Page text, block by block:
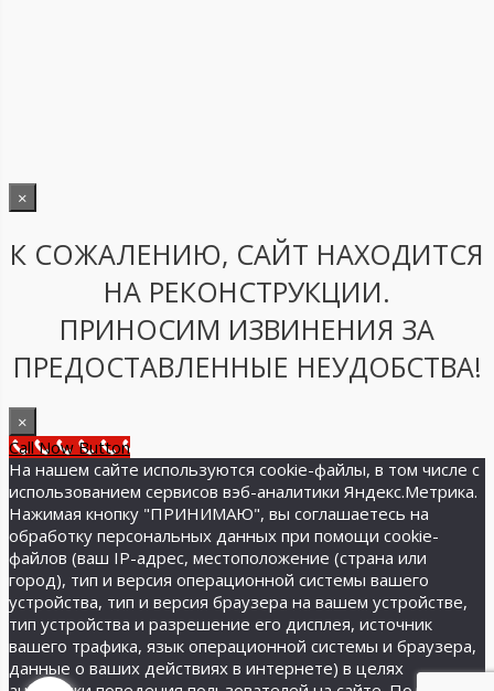
×
К СОЖАЛЕНИЮ, САЙТ НАХОДИТСЯ
НА РЕКОНСТРУКЦИИ.
ПРИНОСИМ ИЗВИНЕНИЯ ЗА
ПРЕДОСТАВЛЕННЫЕ НЕУДОБСТВА!
×
Call Now Button
На нашем сайте используются cookie-файлы, в том числе с
использованием сервисов вэб-аналитики Яндекс.Метрика.
Нажимая кнопку "ПРИНИМАЮ", вы соглашаетесь на
обработку персональных данных при помощи cookie-
файлов (ваш IP-адрес, местоположение (страна или
город), тип и версия операционной системы вашего
устройства, тип и версия браузера на вашем устройстве,
тип устройства и разрешение его дисплея, источник
вашего трафика, язык операционной системы и браузера,
данные о ваших действиях в интернете) в целях